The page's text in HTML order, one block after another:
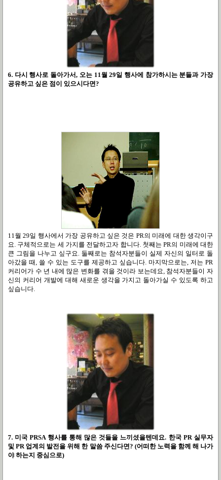
6. 다시 행사로 돌아가서, 오는 11월 29일 행사에 참가하시는 분들과 가장
공유하고 싶은 점이 있으시다면?
11월 29일 행사에서 가장 공유하고 싶은 것은 PR의 미래에 대한 생각이구
요. 구체적으로는 세 가지를 전달하고자 합니다. 첫째는 PR의 미래에 대한
큰 그림을 나누고 싶구요. 둘째로는 참석자분들이 실제 자신의 일터로 돌
아갔을 때, 쓸 수 있는 도구를 제공하고 싶습니다. 마지막으로는, 저는 PR
커리어가 수 년 내에 많은 변화를 겪을 것이라 보는데요, 참석자분들이 자
신의 커리어 개발에 대해 새로운 생각을 가지고 돌아가실 수 있도록 하고
싶습니다.
7. 미국 PRSA 행사를 통해 많은 것들을 느끼셨을텐데요. 한국 PR 실무자
및 PR 업계의 발전을 위해 한 말씀 주신다면? (어떠한 노력을 함께 해 나가
야 하는지 중심으로)